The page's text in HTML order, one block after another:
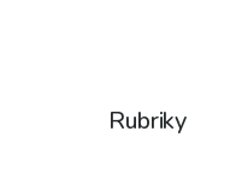
Rubriky